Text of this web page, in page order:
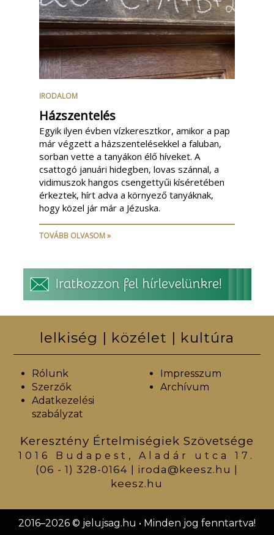
IRODALOM
Házszentelés
Egyik ilyen évben vízkeresztkor, amikor a pap
már végzett a házszentelésekkel a faluban,
sorban vette a tanyákon élő híveket. A
csattogó januári hidegben, lovas szánnal, a
vidimuszok hangos csengettyűi kíséretében
érkeztek, hírt adva a környező tanyáknak,
hogy közel jár már a Jézuska.
TOVÁBB OLVASOM »
lelkiség | közélet | kultúra
Rólunk
Szerzők
Adatkezelési
szabályzat
Impresszum
Archívum
Keresztény Értelmiségiek Szövetsége
1016 Budapest, Aladár utca 17.
(06 - 1) 328-0164 iroda@keesz.hu
keesz.hu
2016–2026 © jelujsag.hu • Minden jog fenntartva!